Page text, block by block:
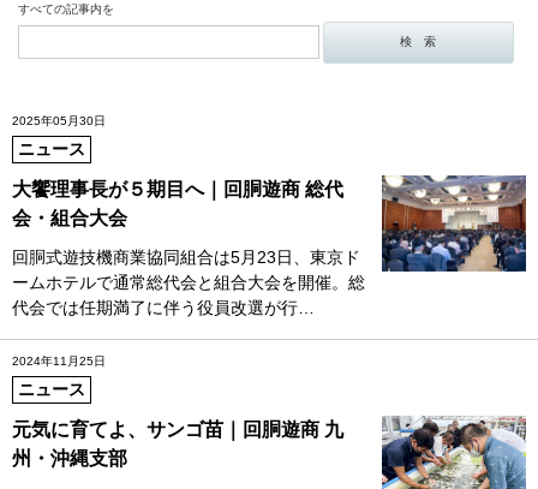
すべての記事内を
2025年05月30日
ニュース
大饗理事長が５期目へ｜回胴遊商 総代
会・組合大会
回胴式遊技機商業協同組合は5月23日、東京ド
ームホテルで通常総代会と組合大会を開催。総
代会では任期満了に伴う役員改選が行…
2024年11月25日
ニュース
元気に育てよ、サンゴ苗｜回胴遊商 九
州・沖縄支部